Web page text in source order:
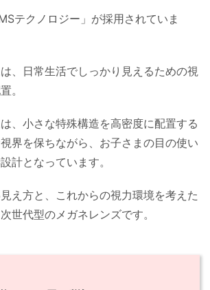
テクノロジー」が採用されていま
、日常生活でしっかり見えるための視
。
、小さな特殊構造を高密度に配置する
界を保ちながら、お子さまの目の使い
計となっています。
え方と、これからの視力環境を考えた
世代型のメガネレンズです。